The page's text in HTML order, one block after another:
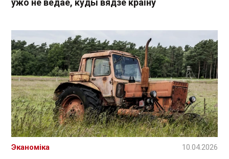
ўжо не ведае, куды вядзе краіну
Эканоміка 10.04.2026